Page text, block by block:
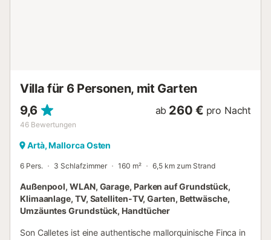
Villa für 6 Personen, mit Garten
9,6
46 Bewertungen
ab 260 € pro Nacht
Artà, Mallorca Osten
6 Pers. 3 Schlafzimmer 160 m² 6,5 km zum Strand
Außenpool, WLAN, Garage, Parken auf Grundstück,
Klimaanlage, TV, Satelliten-TV, Garten, Bettwäsche,
Umzäuntes Grundstück, Handtücher
Son Calletes ist eine authentische mallorquinische Finca in